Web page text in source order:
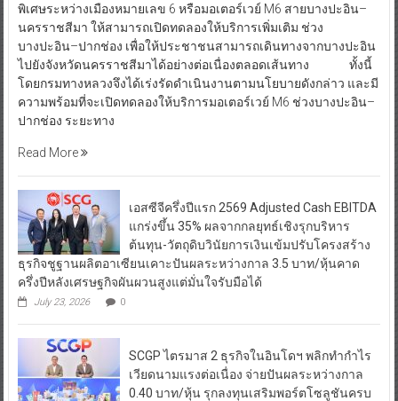
พิเศษระหว่างเมืองหมายเลข 6 หรือมอเตอร์เวย์ M6 สายบางปะอิน–
นครราชสีมา ให้สามารถเปิดทดลองให้บริการเพิ่มเติม ช่วง
บางปะอิน–ปากช่อง เพื่อให้ประชาชนสามารถเดินทางจากบางปะอิน
ไปยังจังหวัดนครราชสีมาได้อย่างต่อเนื่องตลอดเส้นทาง ทั้งนี้
โดยกรมทางหลวงจึงได้เร่งรัดดำเนินงานตามนโยบายดังกล่าว และมี
ความพร้อมที่จะเปิดทดลองให้บริการมอเตอร์เวย์ M6 ช่วงบางปะอิน–
ปากช่อง ระยะทาง
Read More
เอสซีจีครึ่งปีแรก 2569 Adjusted Cash EBITDA
แกร่งขึ้น 35% ผลจากกลยุทธ์เชิงรุกบริหาร
ต้นทุน-วัตถุดิบวินัยการเงินเข้มปรับโครงสร้าง
ธุรกิจชูฐานผลิตอาเซียนเคาะปันผลระหว่างกาล 3.5 บาท/หุ้นคาด
ครึ่งปีหลังเศรษฐกิจผันผวนสูงแต่มั่นใจรับมือได้
July 23, 2026 0
SCGP ไตรมาส 2 ธุรกิจในอินโดฯ พลิกทำกำไร
เวียดนามแรงต่อเนื่อง จ่ายปันผลระหว่างกาล
0.40 บาท/หุ้น รุกลงทุนเสริมพอร์ตโซลูชันครบ